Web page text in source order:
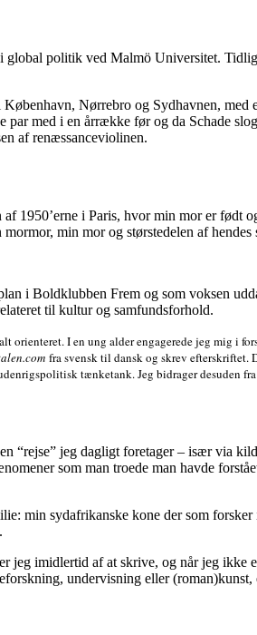
global politik ved Malmö Universitet.
København, Nørrebro og Sydhavnen,
par med i en årrække før og da Schade
af renæssanceviolinen.
1950’erne i Paris, hvor min mor er
min mor og størstedelen af
i Boldklubben Frem og som voksen
til kultur og samfundsforhold.
orienteret. I en ung alder engagerede jeg mig i
fra svensk til dansk og skrev
tænketank. Jeg bidrager desuden
“rejse” jeg dagligt foretager – især via
som man troede man havde
min sydafrikanske kone der som
jeg imidlertid af at skrive, og når jeg
undervisning eller